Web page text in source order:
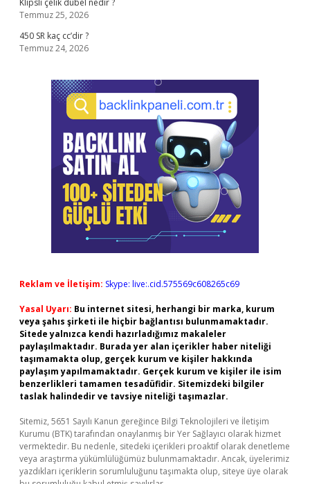
Klipsli çelik dübel nedir ?
Temmuz 25, 2026
450 SR kaç cc’dir ?
Temmuz 24, 2026
Reklam ve İletişim: Skype: live:.cid.575569c608265c69
Yasal Uyarı: Bu internet sitesi, herhangi bir marka, kurum
veya şahıs şirketi ile hiçbir bağlantısı bulunmamaktadır.
Sitede yalnızca kendi hazırladığımız makaleler
paylaşılmaktadır. Burada yer alan içerikler haber niteliği
taşımamakta olup, gerçek kurum ve kişiler hakkında
paylaşım yapılmamaktadır. Gerçek kurum ve kişiler ile isim
benzerlikleri tamamen tesadüfidir. Sitemizdeki bilgiler
taslak halindedir ve tavsiye niteliği taşımazlar.
Sitemiz, 5651 Sayılı Kanun gereğince Bilgi Teknolojileri ve İletişim
Kurumu (BTK) tarafından onaylanmış bir Yer Sağlayıcı olarak hizmet
vermektedir. Bu nedenle, sitedeki içerikleri proaktif olarak denetleme
veya araştırma yükümlülüğümüz bulunmamaktadır. Ancak, üyelerimiz
yazdıkları içeriklerin sorumluluğunu taşımakta olup, siteye üye olarak